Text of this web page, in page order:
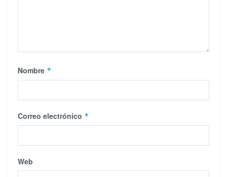
Nombre *
Correo electrónico *
Web